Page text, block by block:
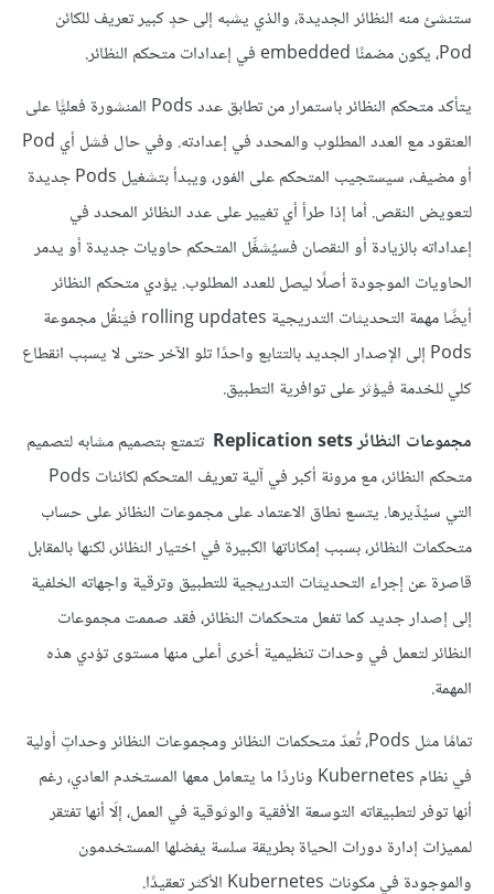
ستنشئ منه النظائر الجديدة، والذي يشبه إلى حدٍ كبير تعريف للكائن
Pod، يكون مضمنًا embedded في إعدادات متحكم النظائر.
يتأكد متحكم النظائر باستمرار من تطابق عدد Pods المنشورة فعليًّا على
العنقود مع العدد المطلوب والمحدد في إعدادته. وفي حال فشل أي Pod
أو مضيف، سيستجيب المتحكم على الفور، ويبدأ بتشغيل Pods جديدة
لتعويض النقص. أما إذا طرأ أي تغيير على عدد النظائر المحدد في
إعداداته بالزيادة أو النقصان فسيُشغِّل المتحكم حاويات جديدة أو يدمر
الحاويات الموجودة أصلًا ليصل للعدد المطلوب. يؤدي متحكم النظائر
أيضًا مهمة التحديثات التدريجية rolling updates فيَنقُل مجموعة
Pods إلى الإصدار الجديد بالتتابع واحدًا تلو الآخر حتى لا يسبب انقطاع
كلي للخدمة فيؤثر على توافرية التطبيق.
مجموعات النظائر Replication sets
تتمتع بتصميم مشابه لتصميم
متحكم النظائر، مع مرونة أكبر في آلية تعريف المتحكم لكائنات Pods
التي سيُدِّيرها. يتسع نطاق الاعتماد على مجموعات النظائر على حساب
متحكمات النظائر، بسبب إمكاناتها الكبيرة في اختيار النظائر، لكنها بالمقابل
قاصرة عن إجراء التحديثات التدريجية للتطبيق وترقية واجهاته الخلفية
إلى إصدار جديد كما تفعل متحكمات النظائر، فقد صممت مجموعات
النظائر لتعمل في وحدات تنظيمية أخرى أعلى منها مستوى تؤدي هذه
المهمة.
تمامًا مثل Pods، تُعدّ متحكمات النظائر ومجموعات النظائر وحداتٍ أولية
في نظام Kubernetes وناردًا ما يتعامل معها المستخدم العادي، رغم
أنها توفر لتطبيقاته التوسعة الأفقية والوثوقية في العمل، إلَا أنها تفتقر
لمميزات إدارة دورات الحياة بطريقة سلسة يفضلها المستخدمون
والموجودة في مكونات Kubernetes الأكثر تعقيدًا.